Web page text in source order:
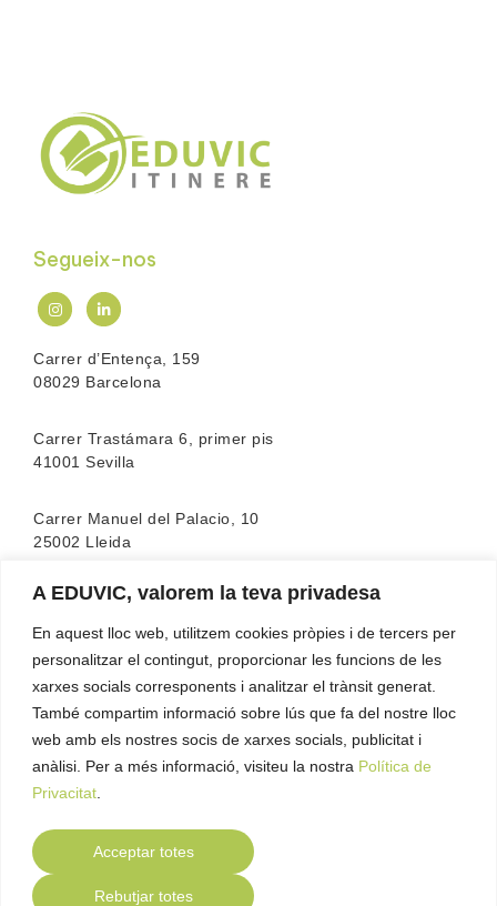
A EDUVIC, valorem la teva privadesa
En aquest lloc web, utilitzem cookies pròpies i de tercers per
personalitzar el contingut, proporcionar les funcions de les
xarxes socials corresponents i analitzar el trànsit generat.
També compartim informació sobre lús que fa del nostre lloc
web amb els nostres socis de xarxes socials, publicitat i
anàlisi. Per a més informació, visiteu la nostra Política de
Privacitat
Acceptar totes
Rebutjar totes
Segueix-nos
Carrer d’Entença, 159
08029 Barcelona
Carrer Trastámara 6, primer pis
41001 Sevilla
Carrer Manuel del Palacio, 10
25002 Lleida
L’escola compta amb l’acreditació de laFEATF
Familiar)
Contacte Política de Privacitat